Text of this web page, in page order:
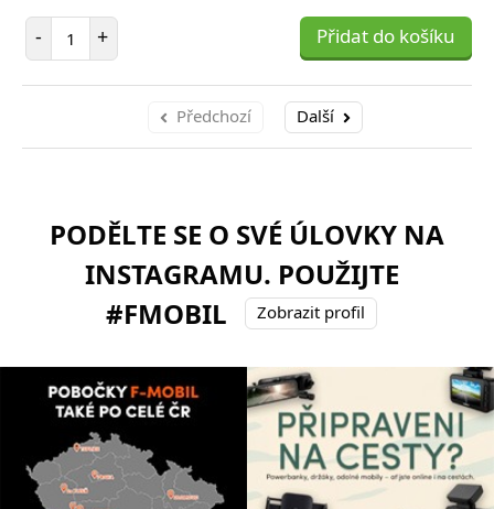
- Počet položek
+ Přidat do košíku
Předchozí Další
PODĚLTE SE O SVÉ ÚLOVKY NA
INSTAGRAMU. POUŽIJTE
#FMOBIL
Zobrazit profil